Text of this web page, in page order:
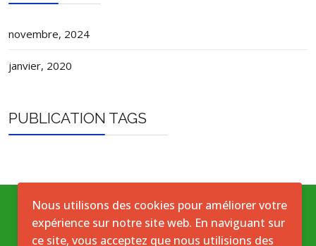
novembre, 2024
janvier, 2020
PUBLICATION TAGS
Conditions générales
Nous utilisons des cookies pour améliorer votre
expérience sur notre site web. En naviguant sur
ce site, vous acceptez que nous utilisions des